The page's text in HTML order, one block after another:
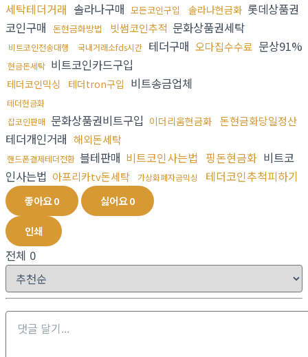
세탁테더거래 솔라나구매 모든코인구입 솔라나현금화 롯데상품권
코인구매 돈현금화방법 빗썸코인추적 문화상품권세탁
비트코인전송대행 국내거래소fds시간 테더구매 오다집수수료 문상91%
현금돈세탁 비트코인카드구입
테더코인믹싱 테더tron구입 비트송금업체
테더현금화
잡코인판매 문화상품권비트구입 이더리움현금화 돈현금화당일정산
테더개인거래 해외돈세탁
핸드폰결제테더전환 블테판매 비트코인사는법 핑돈현금화 비트코
인사는법 아프리카tv돈세탁 가상화폐자금믹싱 테더코인추척피하기
좋아요0 싫어요0
인쇄
전체 0